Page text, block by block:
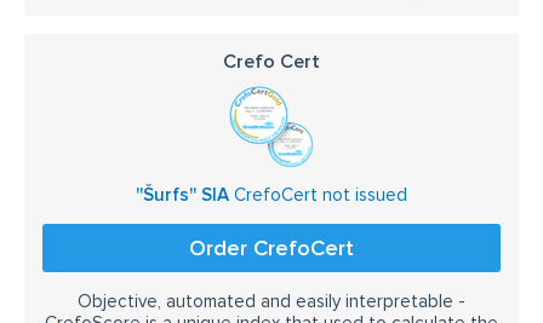
Crefo Cert
''Šurfs'' SIA CrefoCert not issued
Order CrefoCert
Objective, automated and easily interpretable -